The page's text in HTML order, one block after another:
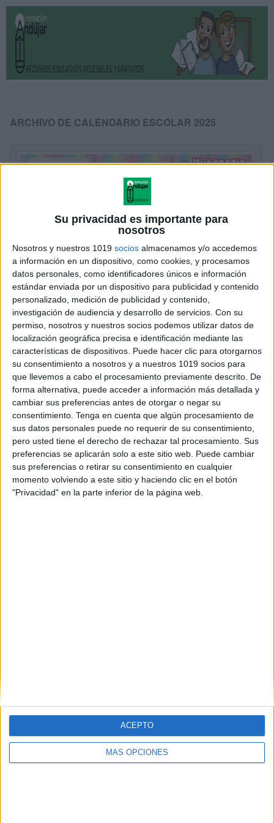
Su privacidad es importante para
nosotros
Nosotros y nuestros 1019 socios almacenamos y/o accedemos
a información en un dispositivo, como cookies, y procesamos
datos personales, como identificadores únicos e información
estándar enviada por un dispositivo para publicidad y contenido
personalizado, medición de publicidad y contenido,
investigación de audiencia y desarrollo de servicios. Con su
permiso, nosotros y nuestros socios podemos utilizar datos de
localización geográfica precisa e identificación mediante las
características de dispositivos. Puede hacer clic para otorgarnos
su consentimiento a nosotros y a nuestros 1019 socios para
que llevemos a cabo el procesamiento previamente descrito. De
forma alternativa, puede acceder a información más detallada y
cambiar sus preferencias antes de otorgar o negar su
consentimiento. Tenga en cuenta que algún procesamiento de
sus datos personales puede no requerir de su consentimiento,
pero usted tiene el derecho de rechazar tal procesamiento. Sus
preferencias se aplicarán solo a este sitio web. Puede cambiar
sus preferencias o retirar su consentimiento en cualquier
momento volviendo a este sitio y haciendo clic en el botón
"Privacidad" en la parte inferior de la página web.
MÁS OPCIONES
ACEPTO
ARCHIVO DE CALENDARIO ESCOLAR 2025
Bonita Agenda para Curso 2025/2026
Publicado el 8 septiembre, 2025
Comenzamos el curso con un recurso imprescindible:
la Agenda 2025-2026, pensada para organizar cada
día de forma práctica y motivadora. Incluye calendarios
de 2025 y 2026, apartados para datos personales, […]
SEGUIR LEYENDO
Buscar
SIGUE NUESTROS TABLEROS EN